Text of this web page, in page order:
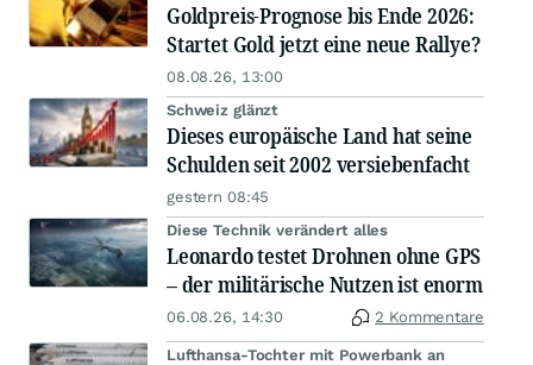
Goldpreis-Prognose bis Ende 2026:
Startet Gold jetzt eine neue Rallye?
08.08.26, 13:00
Schweiz glänzt
Dieses europäische Land hat seine
Schulden seit 2002 versiebenfacht
gestern 08:45
Diese Technik verändert alles
Leonardo testet Drohnen ohne GPS
– der militärische Nutzen ist enorm
06.08.26, 14:30 2 Kommentare
Lufthansa-Tochter mit Powerbank an